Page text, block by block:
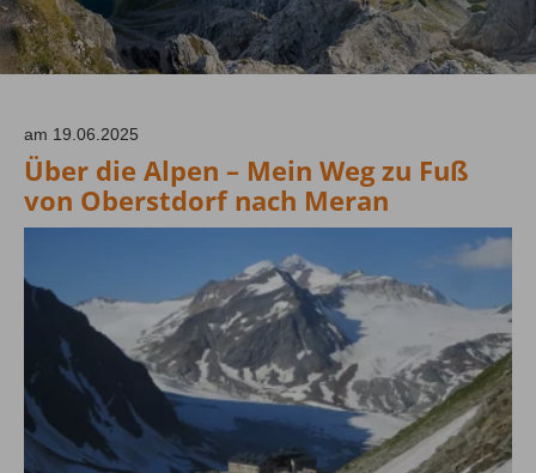
am 19.06.2025
Über die Alpen – Mein Weg zu Fuß
von Oberstdorf nach Meran